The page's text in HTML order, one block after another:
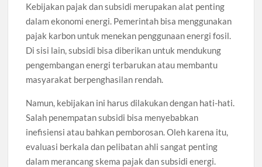
Kebijakan pajak dan subsidi merupakan alat penting
dalam ekonomi energi. Pemerintah bisa menggunakan
pajak karbon untuk menekan penggunaan energi fosil.
Di sisi lain, subsidi bisa diberikan untuk mendukung
pengembangan energi terbarukan atau membantu
masyarakat berpenghasilan rendah.
Namun, kebijakan ini harus dilakukan dengan hati-hati.
Salah penempatan subsidi bisa menyebabkan
inefisiensi atau bahkan pemborosan. Oleh karena itu,
evaluasi berkala dan pelibatan ahli sangat penting
dalam merancang skema pajak dan subsidi energi.